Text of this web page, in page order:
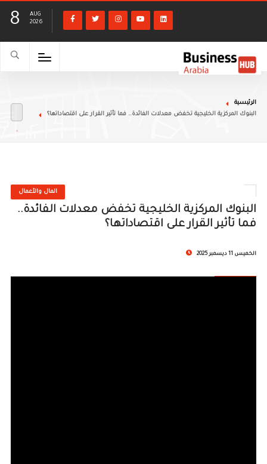
8
AUG
2026
الرئيسية
البنوك المركزية الخليجية تخفض معدلات الفائدة.. فما تأثير القرار على اقتصاداتها؟
المال والأعمال
البنوك المركزية الخليجية تخفض معدلات الفائدة..
فما تأثير القرار على اقتصاداتها؟
الخميس 11 ديسمبر 2025